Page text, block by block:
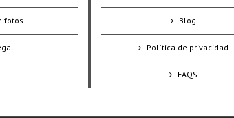
fotos Blog
Política de privacidad
FAQS